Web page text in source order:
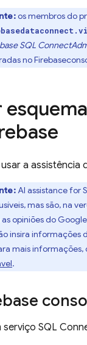
os membros do
SQL Connect
noFirebase
esquema
a assistência
AI assistance for
mas são, na
opiniões do
insira informações
mais informações,
.
serviço SQL